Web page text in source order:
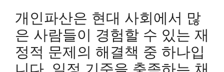
개인파산은 현대 사회에서 많
은 사람들이 경험할 수 있는 재
정적 문제의 해결책 중 하나입
니다. 일정 기준을 충족하는 채